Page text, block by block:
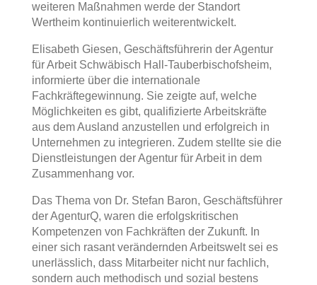
weiteren Maßnahmen werde der Standort
Wertheim kontinuierlich weiterentwickelt.
Elisabeth Giesen, Geschäftsführerin der Agentur
für Arbeit Schwäbisch Hall-Tauberbischofsheim,
informierte über die internationale
Fachkräftegewinnung. Sie zeigte auf, welche
Möglichkeiten es gibt, qualifizierte Arbeitskräfte
aus dem Ausland anzustellen und erfolgreich in
Unternehmen zu integrieren. Zudem stellte sie die
Dienstleistungen der Agentur für Arbeit in dem
Zusammenhang vor.
Das Thema von Dr. Stefan Baron, Geschäftsführer
der AgenturQ, waren die erfolgskritischen
Kompetenzen von Fachkräften der Zukunft. In
einer sich rasant verändernden Arbeitswelt sei es
unerlässlich, dass Mitarbeiter nicht nur fachlich,
sondern auch methodisch und sozial bestens